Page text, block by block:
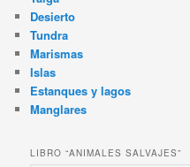
Desierto
Tundra
Marismas
Islas
Estanques y lagos
Manglares
LIBRO “ANIMALES SALVAJES”